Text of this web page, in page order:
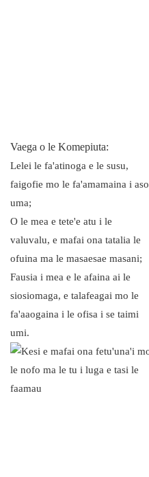
Vaega o le Komepiuta:
Lelei le fa'atinoga e le susu,
faigofie mo le fa'amamaina i aso
uma;
O le mea e tete'e atu i le
valuvalu, e mafai ona tatalia le
ofuina ma le masaesae masani;
Fausia i mea e le afaina ai le
siosiomaga, e talafeagai mo le
fa'aaogaina i le ofisa i se taimi
umi.